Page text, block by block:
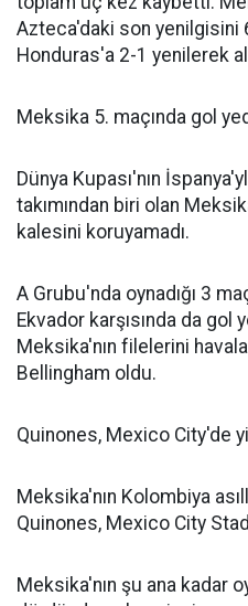
Azteca'daki son yenilgisini
Honduras'a 2-1 yenilerek
Meksika 5. maçında gol
Dünya Kupası'nın
takımından biri olan
kalesini koruyamadı.
A Grubu'nda oynadığı 3
Ekvador karşısında da gol
Meksika'nın filelerini
Bellingham oldu.
Quinones, Mexico City'de
Meksika'nın Kolombiya
Quinones, Mexico City
Meksika'nın şu ana kadar